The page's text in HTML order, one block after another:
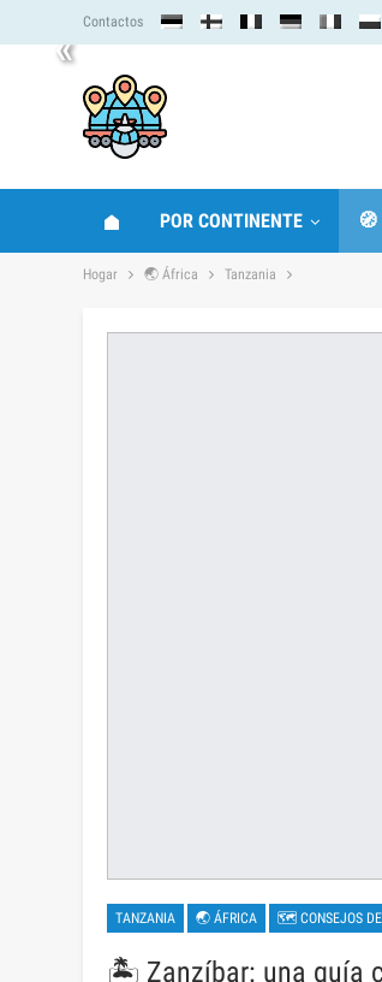
« Contactos
POR CONTINENTE 🧭
Hogar 🌏 África Tanzania
TANZANIA 🌏 ÁFRICA 🗺 CONSEJOS
🏝️ Zanzíbar: una guía